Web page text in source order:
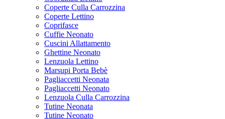
Coperte Culla Carrozzina
Coperte Lettino
Coprifasce
Cuffie Neonato
Cuscini Allattamento
Ghettine Neonato
Lenzuola Lettino
Marsupi Porta Bebè
Pagliaccetti Neonata
Pagliaccetti Neonato
Lenzuola Culla Carrozzina
Tutine Neonata
Tutine Neonato